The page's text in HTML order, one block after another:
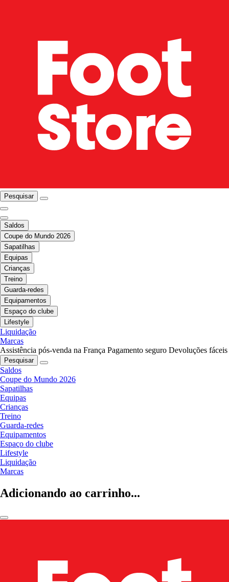
Pesquisar
Saldos
Coupe do Mundo 2026
Sapatilhas
Equipas
Crianças
Treino
Guarda-redes
Equipamentos
Espaço do clube
Lifestyle
Liquidação
Marcas
Assistência pós-venda na França Pagamento seguro Devoluções fáceis
Pesquisar
Saldos
Coupe do Mundo 2026
Sapatilhas
Equipas
Crianças
Treino
Guarda-redes
Equipamentos
Espaço do clube
Lifestyle
Liquidação
Marcas
Adicionando ao carrinho...